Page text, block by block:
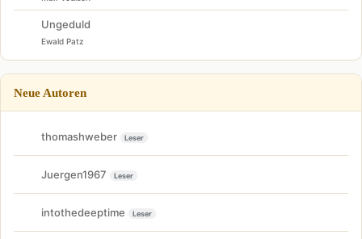
Ungeduld
Ewald Patz
Neue Autoren
thomashweber Leser
Juergen1967 Leser
intothedeeptime Leser